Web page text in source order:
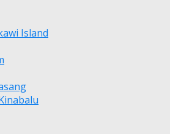
Island